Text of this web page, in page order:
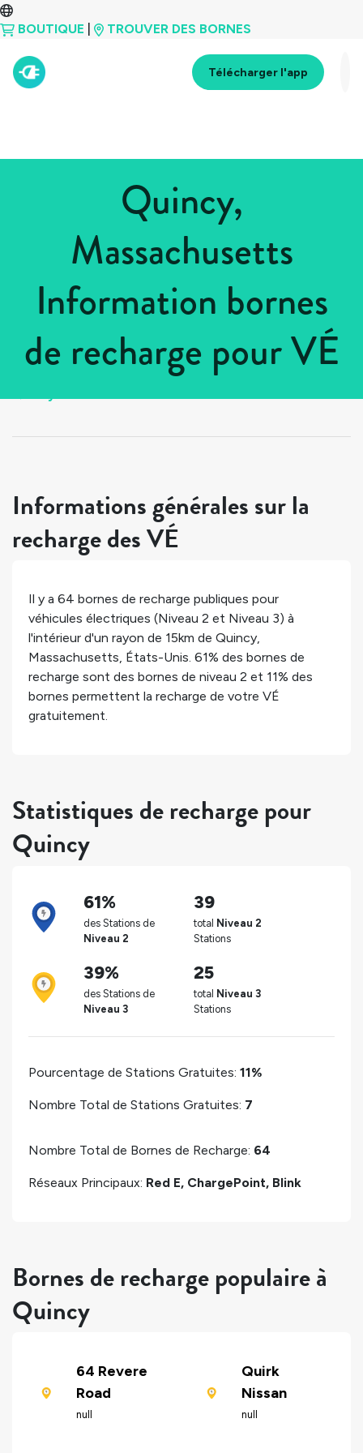
BOUTIQUE TROUVER DES BORNES
Télécharger l'app
Quincy,
Massachusetts
Information bornes
de recharge pour VÉ
États-Unis > Massachusetts
Informations générales sur la
recharge des VÉ
Il y a 64 bornes de recharge publiques pour
véhicules électriques (Niveau 2 et Niveau 3) à
l'intérieur d'un rayon de 15km de Quincy,
Massachusetts, États-Unis. 61% des bornes de
recharge sont des bornes de niveau 2 et 11% des
bornes permettent la recharge de votre VÉ
gratuitement.
Statistiques de recharge pour
Quincy
61%
des Stations de
Niveau 2
39
total Niveau 2
Stations
39%
des Stations de
Niveau 3
25
total Niveau 3
Stations
Pourcentage de Stations Gratuites: 11%
Nombre Total de Stations Gratuites: 7
Nombre Total de Bornes de Recharge: 64
Réseaux Principaux: Red E, ChargePoint, Blink
Bornes de recharge populaire à
Quincy
64 Revere
Road
null
Quirk
Nissan
null